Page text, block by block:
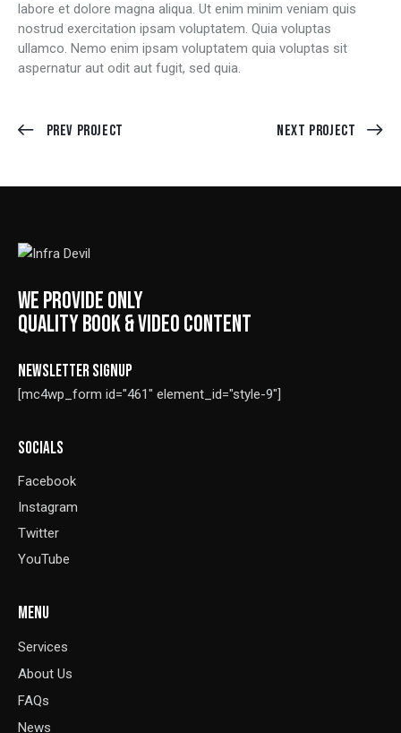
labore et dolore magna aliqua. Ut enim minim veniam quis
nostrud exercitation ipsam voluptatem. Quia voluptas
ullamco. Nemo enim ipsam voluptatem quia voluptas sit
aspernatur aut odit aut fugit, sed quia.
Prev Project Next Project
WE PROVIDE ONLY
QUALITY BOOK & VIDEO CONTENT
NEWSLETTER SIGNUP
[mc4wp_form id="461" element_id="style-9"]
SOCIALS
Facebook
Instagram
Twitter
YouTube
MENU
Services
About Us
FAQs
News